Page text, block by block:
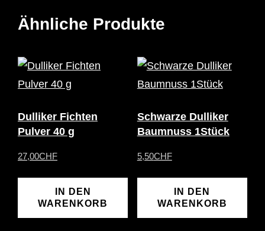
Ähnliche Produkte
Dulliker Fichten
Pulver 40 g
27,00CHF
IN DEN
WARENKORB
Schwarze Dulliker
Baumnuss 1Stück
5,50CHF
IN DEN
WARENKORB